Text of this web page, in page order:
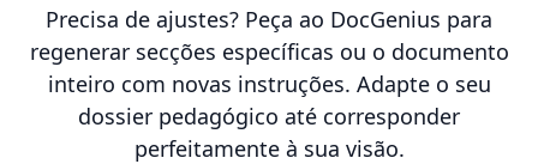
Precisa de ajustes? Peça ao DocGenius para
regenerar secções específicas ou o documento
inteiro com novas instruções. Adapte o seu
dossier pedagógico até corresponder
perfeitamente à sua visão.